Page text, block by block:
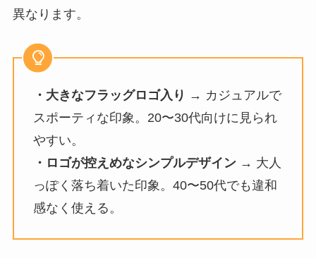
異なります。
・大きなフラッグロゴ入り → カジュアルで
スポーティな印象。20〜30代向けに見られ
やすい。
・ロゴが控えめなシンプルデザイン→ 大人
っぽく落ち着いた印象。40〜50代でも違和
感なく使える。